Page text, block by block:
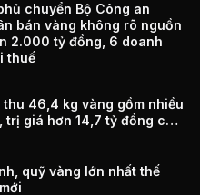
chuyển Bộ Công an
bán vàng không rõ nguồn
2.000 tỷ đồng, 6 doanh
thuế
46,4 kg vàng gồm nhiều
giá hơn 14,7 tỷ đồng của
quỹ vàng lớn nhất thế